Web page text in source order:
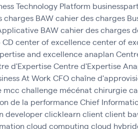
Technology Platform
charges BAWcahier des charges
BAWcahier des charges
CD center of excellencecenter of
and excellence anaplan
d'ExpertiseCentre d'Expertise
At Work CFOchaîne
mcc challenge mécénat chirurgie
de la performanceChief
developerclicklearn clientclient
cloud computing cloud